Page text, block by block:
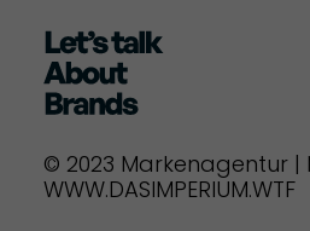
© 2023 Markenagentur
WWW.DASIMPERIUM.WTF